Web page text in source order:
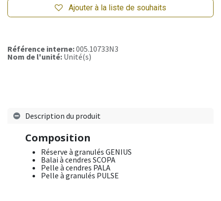
Ajouter à la liste de souhaits
Référence interne:005.10733N3
Nom de l'unité: Unité(s)
Description du produit
Composition
Réserve à granulés GENIUS
Balai à cendres SCOPA
Pelle à cendres PALA
Pelle à granulés PULSE